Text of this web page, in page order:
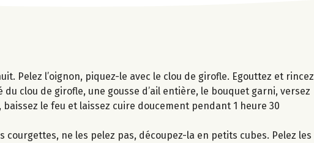
Pelez l’oignon, piquez-le avec le clou de girofle. Egouttez et rincez
clou de girofle, une gousse d’ail entière, le bouquet garni, versez
baissez le feu et laissez cuire doucement pendant 1 heure 30
ne les pelez pas, découpez-la en petits cubes. Pelez les